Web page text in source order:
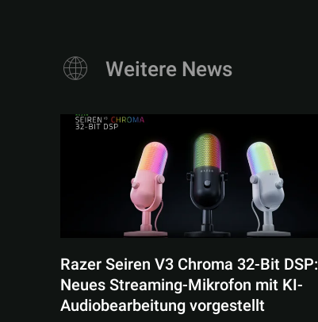
Weitere News
Razer Seiren V3 Chroma 32-Bit DSP:
Neues Streaming-Mikrofon mit KI-
Audiobearbeitung vorgestellt